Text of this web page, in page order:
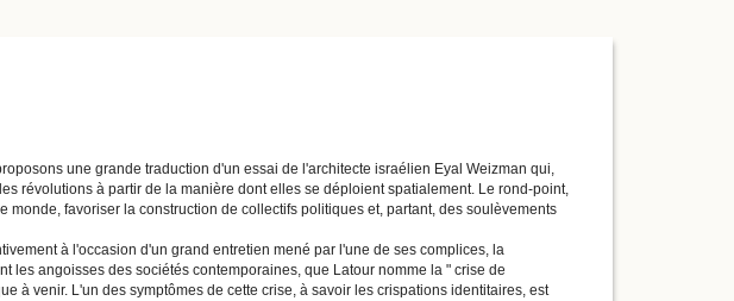
une grande traduction d'un essai de l'architecte israélien Eyal Weizman qui,
révolutions à partir de la manière dont elles se déploient spatialement. Le rond-point,
monde, favoriser la construction de collectifs politiques et, partant, des soulèvements
à l'occasion d'un grand entretien mené par l'une de ses complices, la
les angoisses des sociétés contemporaines, que Latour nomme la " crise de
à venir. L'un des symptômes de cette crise, à savoir les crispations identitaires, est